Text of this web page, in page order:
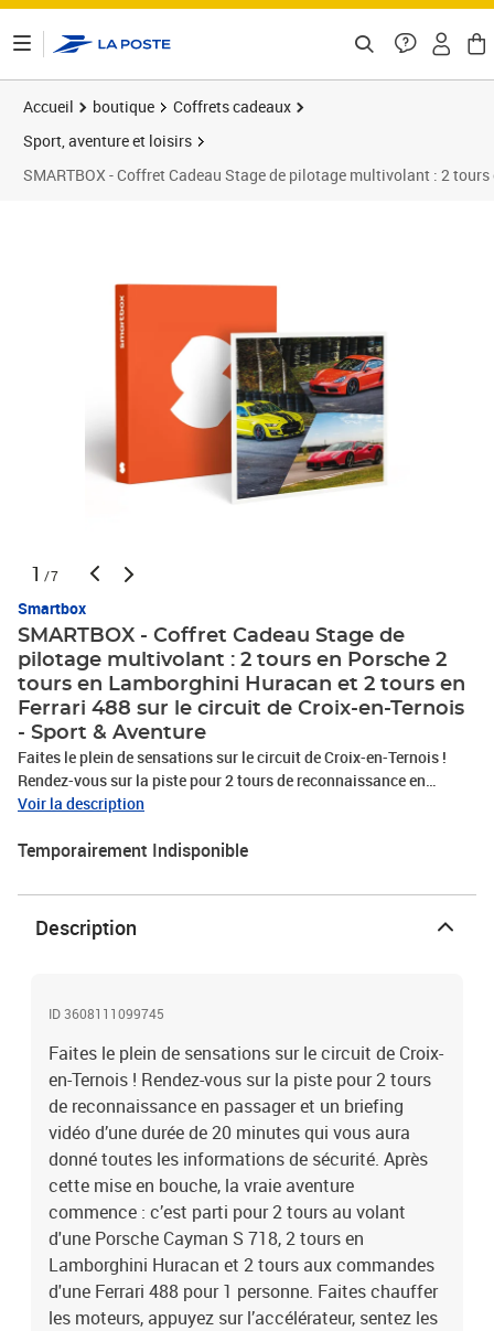
Accueil boutique
Coffrets cadeaux
Sport, aventure et loisirs
SMARTBOX - Coffret Cadeau Stage de pilotage multivolant : 2
1 /7
Smartbox
SMARTBOX - Coffret Cadeau Stage de
pilotage multivolant : 2 tours en Porsche 2
tours en Lamborghini Huracan et 2 tours en
Ferrari 488 sur le circuit de Croix-en-Ternois
- Sport & Aventure
Faites le plein de sensations sur le circuit de Croix-en-Ternois !
Rendez-vous sur la piste pour 2 tours de reconnaissance en
passager et un briefing vidéo d’une durée de 20 minutes qui vous
en bouche, la vraie aventure commence : c’est parti pour 2 tours au
Huracan et 2 tours aux commandes d'une Ferrari 488 pour 1
personne. Faites chauffer les moteurs, appuyez sur l’accélérateur,
sentez les vibrations qui font monter l’adrénaline et embrassez les
la tête, un badge personnalisé, un tour de cou et même un diplôme
multivolant : 2 tours en Porsche, 2 tours en Lamborghini Huracan
et 2 tours en Ferrari 488 sur le circuit de Croix-en-Ternois
Voir la description
Temporairement Indisponible
Description
ID 3608111099745
Faites le plein de sensations sur le circuit de Croix-
en-Ternois ! Rendez-vous sur la piste pour 2 tours
de reconnaissance en passager et un briefing
vidéo d’une durée de 20 minutes qui vous aura
donné toutes les informations de sécurité. Après
cette mise en bouche, la vraie aventure
commence : c’est parti pour 2 tours au volant
d'une Porsche Cayman S 718, 2 tours en
Lamborghini Huracan et 2 tours aux commandes
d'une Ferrari 488 pour 1 personne. Faites chauffer
les moteurs, appuyez sur l’accélérateur, sentez les